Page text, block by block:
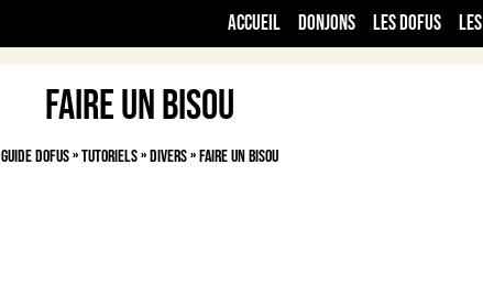
Accueil Donjons Les Dofus
Faire un bisou
Guide Dofus»Tutoriels»Divers»Faire un bisou